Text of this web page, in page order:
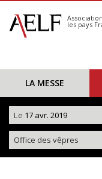
S'abonner
Calendrier
les pays
LA MESSE
Le 17 avr. 2019
Office des vêpres